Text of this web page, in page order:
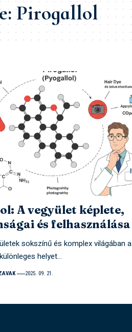
Pirogallol
A vegyület képlete,
és felhasználása
sokszínű és komplex világában a
helyet…
2025. 09. 21.